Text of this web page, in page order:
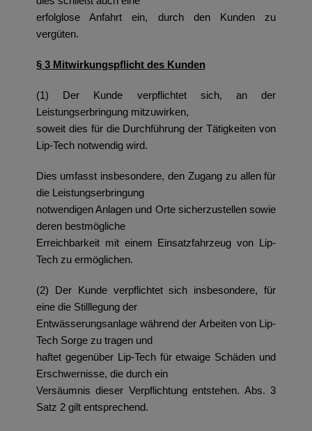
erfolglose Anfahrt ein, durch den Kunden zu
vergüten.
§ 3 Mitwirkungspflicht des Kunden
(1) Der Kunde verpflichtet sich, an der
Leistungserbringung mitzuwirken,
soweit dies für die Durchführung der Tätigkeiten von
Lip-Tech notwendig wird.
Dies umfasst insbesondere, den Zugang zu allen für
die Leistungserbringung
notwendigen Anlagen und Orte sicherzustellen sowie
deren bestmögliche
Erreichbarkeit mit einem Einsatzfahrzeug von Lip-
Tech zu ermöglichen.
(2) Der Kunde verpflichtet sich insbesondere, für
eine die Stilllegung der
Entwässerungsanlage während der Arbeiten von Lip-
Tech Sorge zu tragen und
haftet gegenüber Lip-Tech für etwaige Schäden und
Erschwernisse, die durch ein
Versäumnis dieser Verpflichtung entstehen. Abs. 3
Satz 2 gilt entsprechend.